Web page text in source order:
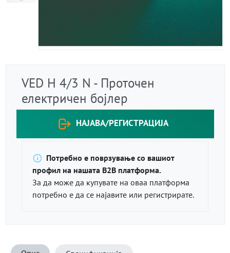
VED H 4/3 N - Проточен
електричен бојлер
НАЈАВА/РЕГИСТРАЦИЈА
Потребно е поврзување со вашиот
профил на нашата B2B платформа.
За да може да купувате на оваа платформа
потребно е да се најавите или регистрирате.